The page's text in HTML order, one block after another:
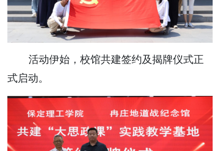
活动伊始，校馆共建签约及揭牌仪式正
式启动。